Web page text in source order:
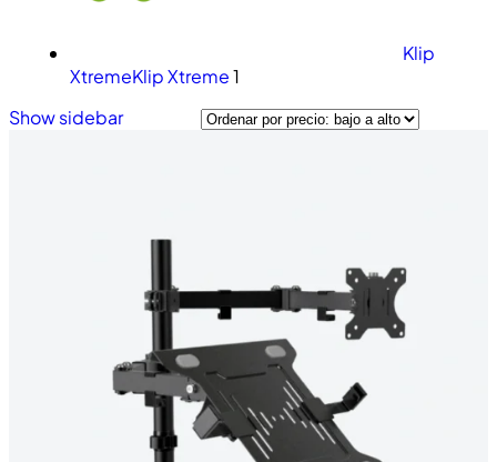
Klip
XtremeKlip Xtreme1
Show sidebar